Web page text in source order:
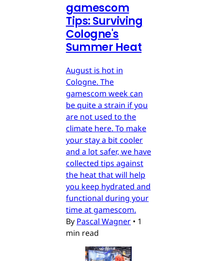
gamescom
Tips: Surviving
Cologne's
Summer Heat
August is hot in
Cologne. The
gamescom week can
be quite a strain if you
are not used to the
climate here. To make
your stay a bit cooler
and a lot safer, we have
collected tips against
the heat that will help
you keep hydrated and
functional during your
time at gamescom.
By Pascal Wagner • 1
min read